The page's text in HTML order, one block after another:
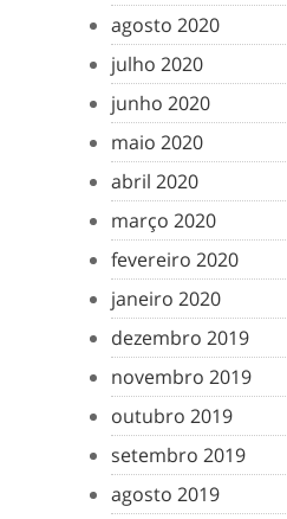
agosto 2020
julho 2020
junho 2020
maio 2020
abril 2020
março 2020
fevereiro 2020
janeiro 2020
dezembro 2019
novembro 2019
outubro 2019
setembro 2019
agosto 2019